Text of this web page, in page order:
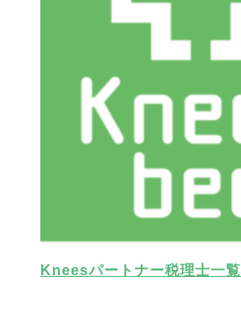
Kneesパートナー税理士一覧